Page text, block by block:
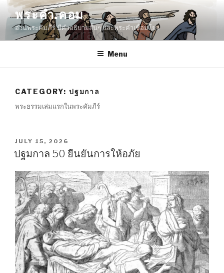
Skip
content
พระคำ.คอม
อ่านพระคัมภีร์ มีคำอธิบายสั้นๆ และพระคำเชื่อมโยง
Menu
CATEGORY: ปฐมกาล
พระธรรมเล่มแรกในพระคัมภีร์
POSTED
ON
JULY 15, 2026
ปฐมกาล 50 ยืนยันการให้อภัย